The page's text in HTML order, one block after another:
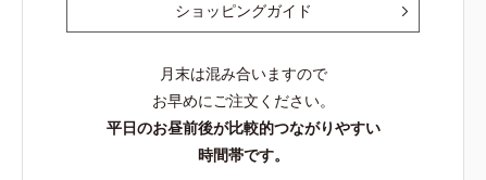
ショッピングガイド
月末は混み合いますので
お早めにご注文ください。
平日のお昼前後が比較的つながりやすい
時間帯です。